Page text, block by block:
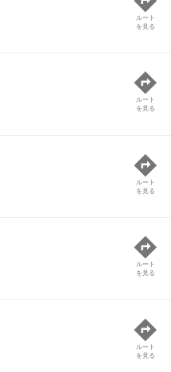
ルート
を見る
ルート
を見る
ルート
を見る
ルート
を見る
ルート
を見る